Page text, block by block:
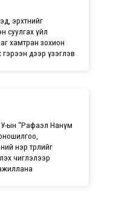
эрхтнийг
суулгах үйл
хамтран зохион
гэрээн дээр үзэглэв
ын “Рафаэл Нанүм
нэр төрлийг
чиглэлээр